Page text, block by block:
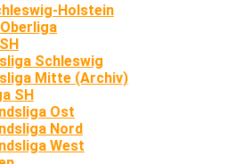
Holstein
Schleswig
Mitte (Archiv)
SH
Ost
Nord
West